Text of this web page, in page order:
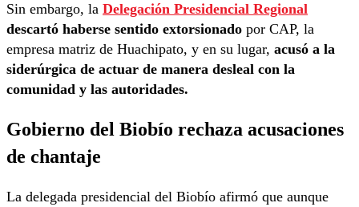
Sin embargo, la Delegación Presidencial Regional
descartó haberse sentido extorsionado por CAP, la
empresa matriz de Huachipato, y en su lugar, acusó a la
siderúrgica de actuar de manera desleal con la
comunidad y las autoridades.
Gobierno del Biobío rechaza acusaciones
de chantaje
La delegada presidencial del Biobío afirmó que aunque